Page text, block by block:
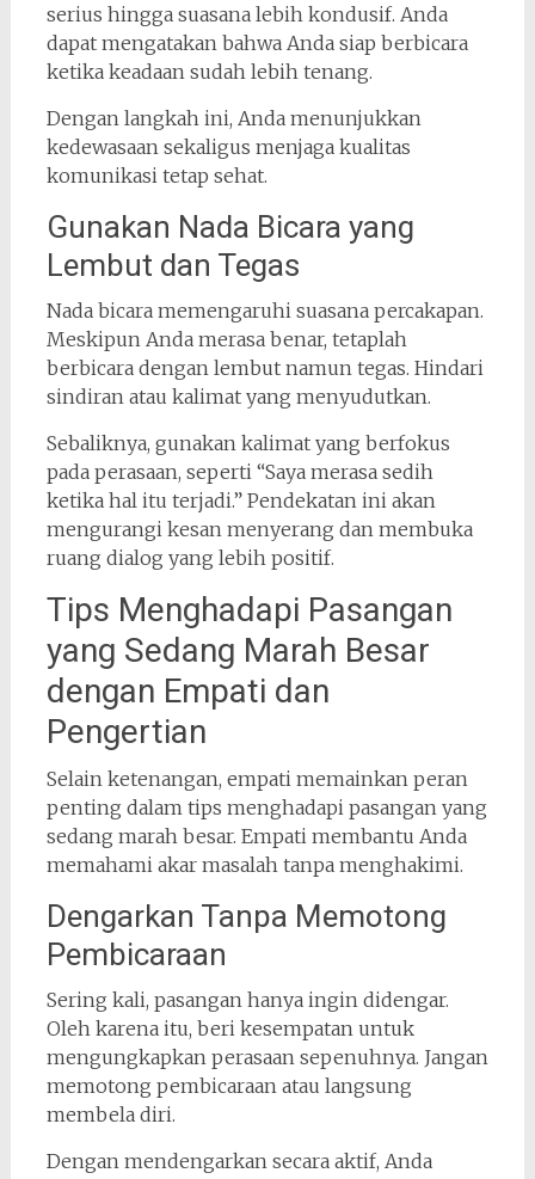
serius hingga suasana lebih kondusif. Anda
dapat mengatakan bahwa Anda siap berbicara
ketika keadaan sudah lebih tenang.
Dengan langkah ini, Anda menunjukkan
kedewasaan sekaligus menjaga kualitas
komunikasi tetap sehat.
Gunakan Nada Bicara yang
Lembut dan Tegas
Nada bicara memengaruhi suasana percakapan.
Meskipun Anda merasa benar, tetaplah
berbicara dengan lembut namun tegas. Hindari
sindiran atau kalimat yang menyudutkan.
Sebaliknya, gunakan kalimat yang berfokus
pada perasaan, seperti “Saya merasa sedih
ketika hal itu terjadi.” Pendekatan ini akan
mengurangi kesan menyerang dan membuka
ruang dialog yang lebih positif.
Tips Menghadapi Pasangan
yang Sedang Marah Besar
dengan Empati dan
Pengertian
Selain ketenangan, empati memainkan peran
penting dalam tips menghadapi pasangan yang
sedang marah besar. Empati membantu Anda
memahami akar masalah tanpa menghakimi.
Dengarkan Tanpa Memotong
Pembicaraan
Sering kali, pasangan hanya ingin didengar.
Oleh karena itu, beri kesempatan untuk
mengungkapkan perasaan sepenuhnya. Jangan
memotong pembicaraan atau langsung
membela diri.
Dengan mendengarkan secara aktif, Anda